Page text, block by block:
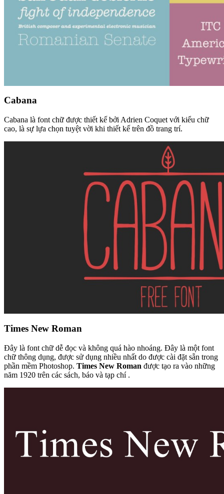
Cabana
Cabana là font chữ được thiết kế bởi Adrien Coquet với kiểu chữ
cao, là sự lựa chọn tuyệt vời khi thiết kế trên đồ trang trí.
Times New Roman
Đây là font chữ dễ đọc và không quá hào nhoáng. Đây là một font
chữ thông dụng, được sử dụng nhiều nhất do được cài đặt sẵn trong
phần mềm Photoshop. Times New Roman được tạo ra vào những
năm 1920 trên các sách, báo và tạp chí .